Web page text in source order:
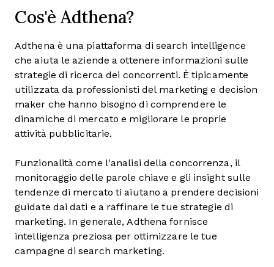
Cos'è Adthena?
Adthena è una piattaforma di search intelligence
che aiuta le aziende a ottenere informazioni sulle
strategie di ricerca dei concorrenti. È tipicamente
utilizzata da professionisti del marketing e decision
maker che hanno bisogno di comprendere le
dinamiche di mercato e migliorare le proprie
attività pubblicitarie.
Funzionalità come l'analisi della concorrenza, il
monitoraggio delle parole chiave e gli insight sulle
tendenze di mercato ti aiutano a prendere decisioni
guidate dai dati e a raffinare le tue strategie di
marketing. In generale, Adthena fornisce
intelligenza preziosa per ottimizzare le tue
campagne di search marketing.